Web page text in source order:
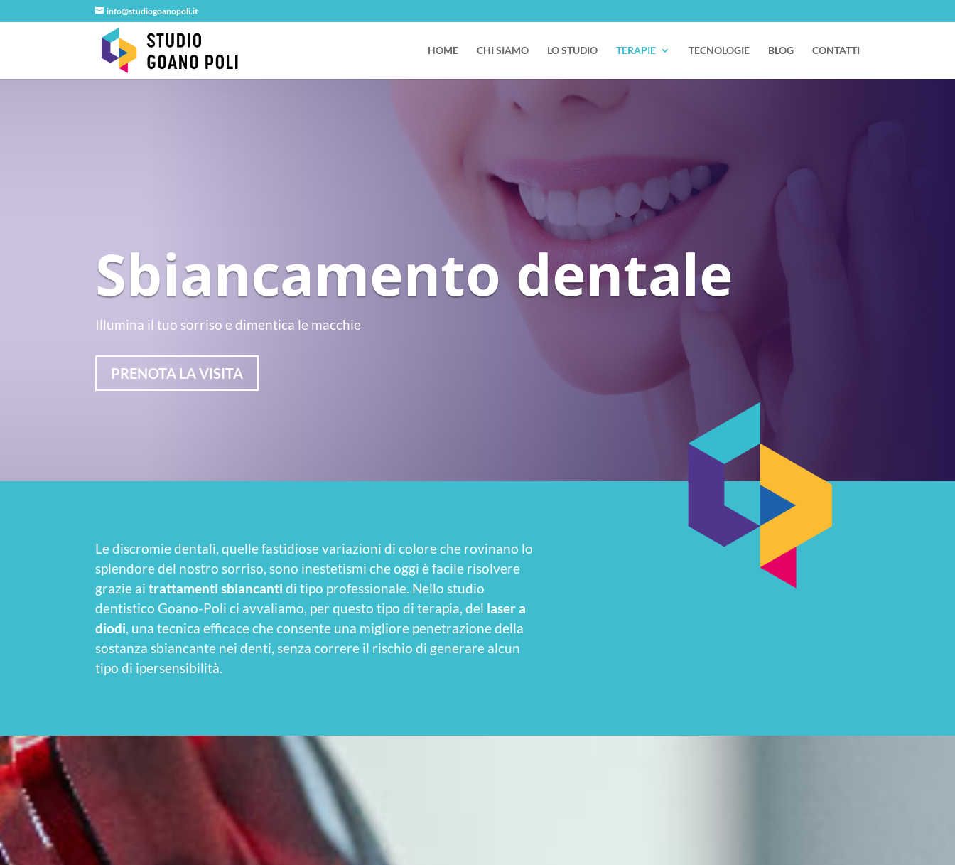
info@studiogoanopoli.it
HOME CHI SIAMO LO STUDIO TERAPIE TECNOLOGIE BLOG CONTATTI
Sbiancamento dentale
Illumina il tuo sorriso e dimentica le macchie
PRENOTA LA VISITA
Le discromie dentali, quelle fastidiose variazioni di colore che rovinano lo
splendore del nostro sorriso, sono inestetismi che oggi è facile risolvere
grazie aitrattamenti sbiancanti di tipo professionale. Nello studio
dentistico Goano-Poli ci avvaliamo, per questo tipo di terapia, del laser a
diodi, una tecnica efficace che consente una migliore penetrazione della
sostanza sbiancante nei denti, senza correre il rischio di generare alcun
tipo di ipersensibilità.